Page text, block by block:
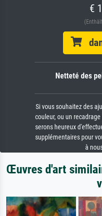
€
Netteté des
Si vous souhaitez des
couleur, ou un
serons heureux
supplémentaires pour
à
Œuvres d'art